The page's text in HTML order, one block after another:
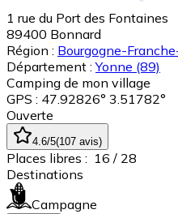
1 rue du Port des Fontaines
89400 Bonnard
Région : Bourgogne-
Département : Yonne (89)
Camping de mon village
GPS : 47.92826° 3.51782°
Ouverte
4.6/5(107 avis)
Places libres : 16 / 28
Destinations
Campagne